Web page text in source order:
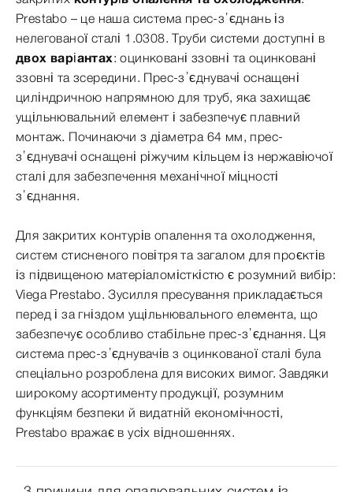
Prestabo – це наша система прес-з’єднань із
нелегованої сталі 1.0308. Труби системи доступні в
двох варіантах: оцинковані ззовні та оцинковані
ззовні та зсередини. Прес-з’єднувачі оснащені
циліндричною напрямною для труб, яка захищає
ущільнювальний елемент і забезпечує плавний
монтаж. Починаючи з діаметра 64 мм, прес-
з’єднувачі оснащені ріжучим кільцем із нержавіючої
сталі для забезпечення механічної міцності
з’єднання.
Для закритих контурів опалення та охолодження,
систем стисненого повітря та загалом для проєктів
із підвищеною матеріаломісткістю є розумний вибір:
Viega Prestabo. Зусилля пресування прикладається
перед і за гніздом ущільнювального елемента, що
забезпечує особливо стабільне прес-з’єднання. Ця
система прес-з’єднувачів з оцинкованої сталі була
спеціально розроблена для високих вимог. Завдяки
широкому асортименту продукції, розумним
функціям безпеки й видатній економічності,
Prestabo вражає в усіх відношеннях.